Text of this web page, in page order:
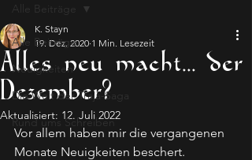
Alle Beiträge
Neuigkeiten
Die Welt der Traja-Saga
Rund ums Schreiben
Alle Beiträge
Alles neu macht... der
Dezember?
K. Stayn
19. Dez. 2020 1 Min. Lesezeit
Aktualisiert: 12. Juli 2022
Vor allem haben mir die vergangenen
Monate Neuigkeiten beschert.